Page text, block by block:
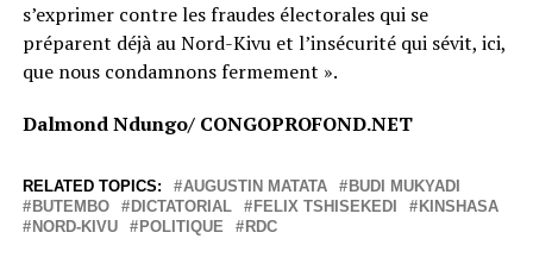
s’exprimer contre les fraudes électorales qui se
préparent déjà au Nord-Kivu et l’insécurité qui sévit, ici,
que nous condamnons fermement ».
Dalmond Ndungo/ CONGOPROFOND.NET
RELATED TOPICS: AUGUSTIN MATATA
BUDI MUKYADI
BUTEMBO
DICTATORIAL FELIX TSHISEKEDI
KINSHASA
NORD-KIVU
POLITIQUE RDC